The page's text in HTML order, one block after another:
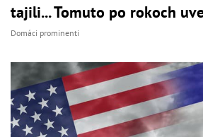
tajili... Tomuto po rokoch
Domáci prominenti